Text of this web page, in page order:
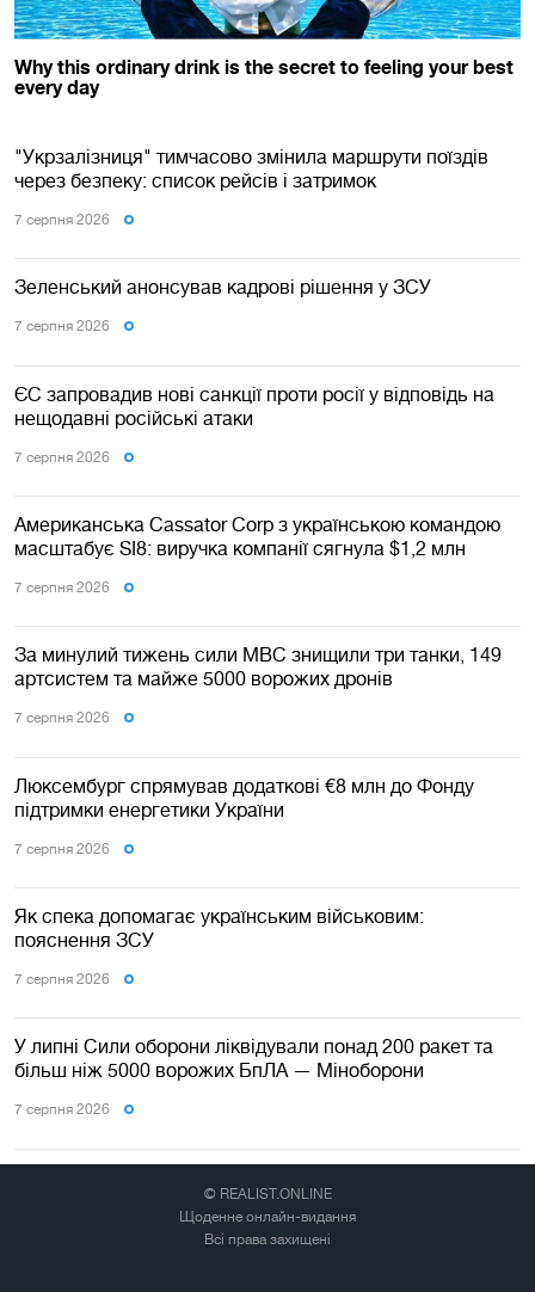
"Укрзалізниця" тимчасово змінила маршрути поїздів
через безпеку: список рейсів і затримок
7 серпня 2026
Зеленський анонсував кадрові рішення у ЗСУ
7 серпня 2026
ЄС запровадив нові санкції проти росії у відповідь на
нещодавні російські атаки
7 серпня 2026
Американська Cassator Corp з українською командою
масштабує SI8: виручка компанії сягнула $1,2 млн
7 серпня 2026
За минулий тижень сили МВС знищили три танки, 149
артсистем та майже 5000 ворожих дронів
7 серпня 2026
Люксембург спрямував додаткові €8 млн до Фонду
підтримки енергетики України
7 серпня 2026
Як спека допомагає українським військовим:
пояснення ЗСУ
7 серпня 2026
У липні Сили оборони ліквідували понад 200 ракет та
більш ніж 5000 ворожих БпЛА — Міноборони
7 серпня 2026
© REALIST.ONLINE
Щоденне онлайн-видання
Всі права захищені